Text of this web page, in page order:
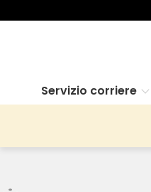
Servizio corriere